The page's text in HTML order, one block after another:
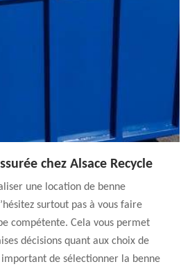
chez Alsace Recycle
une location de benne
surtout pas à vous faire
compétente. Cela vous permet
décisions quant aux choix de
de sélectionner la benne